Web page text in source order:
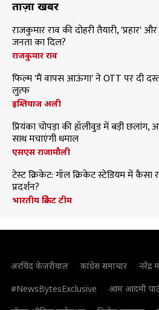
ताज़ा खबरें
राजकुमार राव की दोहरी तैयारी,
जनता का दिल?
राजकुमार राव
फिल्म 'मैं वापस आऊंगा' ने OTT पर दी
लुत्फ
इम्तियाज अली
प्रियंका चोपड़ा की हॉलीवुड में बड़ी
साथ मचाएंगी धमाल
एसएस राजामौली
टेस्ट क्रिकेट: गॉल क्रिकेट स्टेडियम में कैसा
प्रदर्शन?
भारतीय क्रिकेट टीम
अरविंद केजरीवाल कांग्रेस समाचार नरेंद्र
#NewsBytesExclusive
आम आदमी